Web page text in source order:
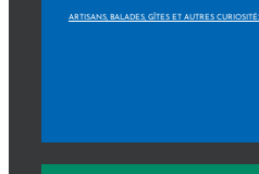
ARTISANS, BALADES, GÎTES ET AUTRES